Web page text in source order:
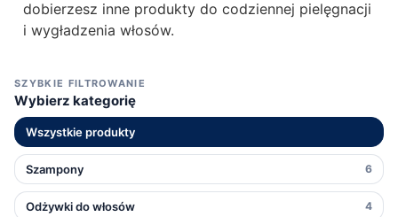
SZYBKIE FILTROWANIE
Wybierz kategorię
Wszystkie produkty
Szampony 6
Odżywki do włosów 4
dobierzesz inne produkty do codziennej pielęgnacji
i wygładzenia włosów.